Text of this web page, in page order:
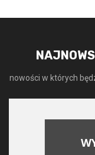
nowości w których